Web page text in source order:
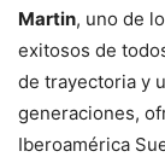
Martin, uno de
exitosos de
de trayectoria y
generaciones,
Iberoamérica